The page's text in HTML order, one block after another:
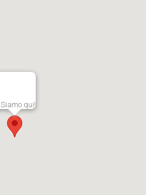
Siamo qui!